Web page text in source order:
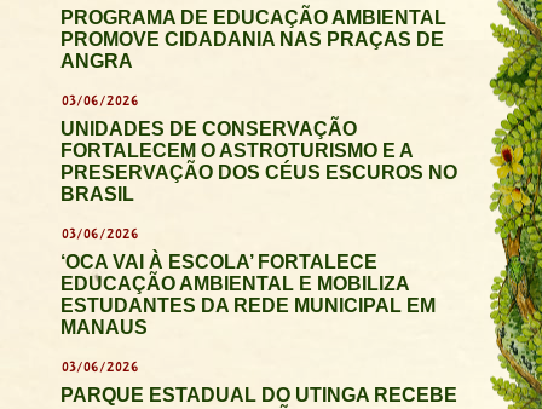
PROGRAMA DE EDUCAÇÃO AMBIENTAL
PROMOVE CIDADANIA NAS PRAÇAS DE
ANGRA
03/06/2026
UNIDADES DE CONSERVAÇÃO
FORTALECEM O ASTROTURISMO E A
PRESERVAÇÃO DOS CÉUS ESCUROS NO
BRASIL
03/06/2026
‘OCA VAI À ESCOLA’ FORTALECE
EDUCAÇÃO AMBIENTAL E MOBILIZA
ESTUDANTES DA REDE MUNICIPAL EM
MANAUS
03/06/2026
PARQUE ESTADUAL DO UTINGA RECEBE